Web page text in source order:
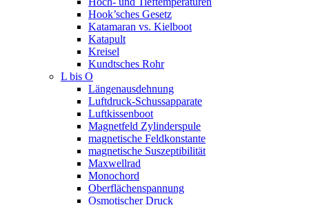
Hook’sches Gesetz
Katamaran vs. Kielboot
Katapult
Kreisel
Kundtsches Rohr
L bis O
Längenausdehnung
Luftdruck-Schussapparate
Luftkissenboot
Magnetfeld Zylinderspule
magnetische Feldkonstante
magnetische Suszeptibilität
Maxwellrad
Monochord
Oberflächenspannung
Osmotischer Druck